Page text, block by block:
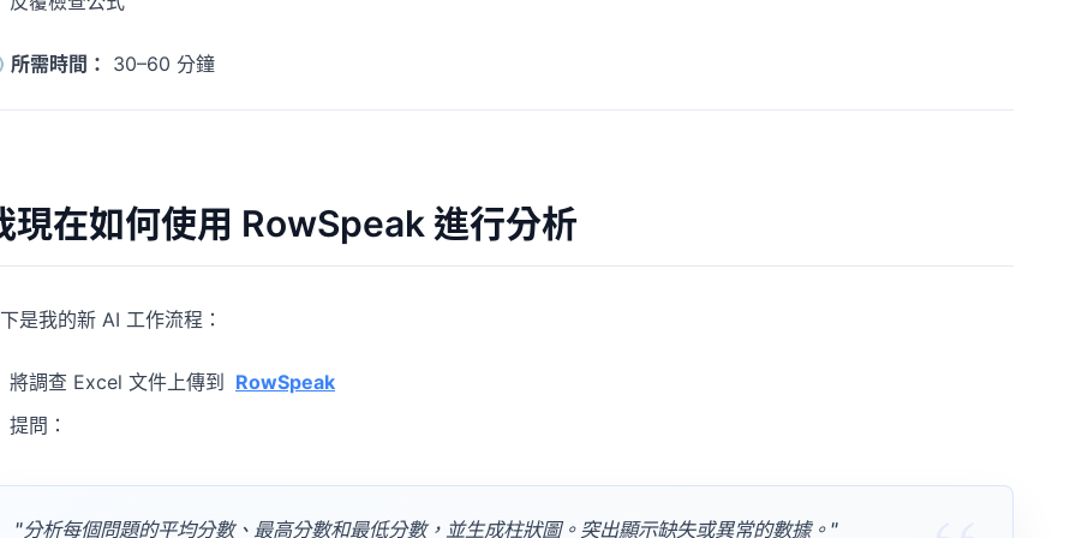
所需時間： 30–60 分鐘
現在如何使用 RowSpeak 進行分析
是我的新 AI 工作流程：
將調查 Excel 文件上傳到
RowSpeak
提問：
"分析每個問題的平均分數、最高分數和最低分數，並生成柱狀圖。突出顯示缺失或異常的數據。"